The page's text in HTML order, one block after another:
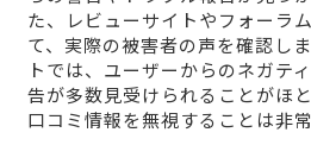
た、レビューサイトやフォーラ
て、実際の被害者の声を確認し
トでは、ユーザーからのネガテ
告が多数見受けられることがほ
口コミ情報を無視することは非常